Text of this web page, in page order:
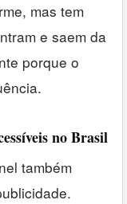
mas tem
e saem da
porque o
no Brasil
também